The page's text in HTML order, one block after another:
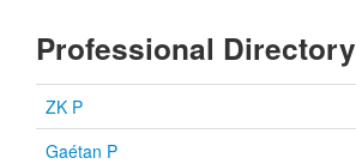
Professional Directory
ZK P
Gaétan P